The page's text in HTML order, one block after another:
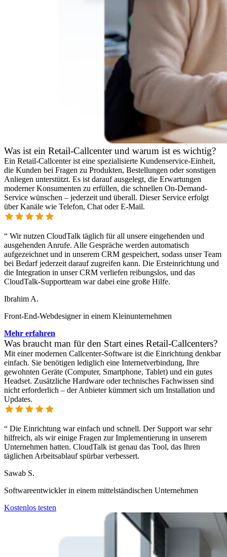
Was ist ein Retail-Callcenter und warum ist es wichtig?
Ein Retail-Callcenter ist eine spezialisierte Kundenservice-Einheit,
die Kunden bei Fragen zu Produkten, Bestellungen oder sonstigen
Anliegen unterstützt. Es ist darauf ausgelegt, die Erwartungen
moderner Konsumenten zu erfüllen, die schnellen On-Demand-
Service wünschen – jederzeit und überall. Dieser Service erfolgt
über Kanäle wie Telefon, Chat oder E-Mail.
“ Wir nutzen CloudTalk täglich für all unsere eingehenden und
ausgehenden Anrufe. Alle Gespräche werden automatisch
aufgezeichnet und in unserem CRM gespeichert, sodass unser Team
bei Bedarf jederzeit darauf zugreifen kann. Die Ersteinrichtung und
die Integration in unser CRM verliefen reibungslos, und das
CloudTalk-Supportteam war dabei eine große Hilfe.
Ibrahim A.
Front-End-Webdesigner in einem Kleinunternehmen
Mehr erfahren
Was braucht man für den Start eines Retail-Callcenters?
Mit einer modernen Callcenter-Software ist die Einrichtung denkbar
einfach. Sie benötigen lediglich eine Internetverbindung, Ihre
gewohnten Geräte (Computer, Smartphone, Tablet) und ein gutes
Headset. Zusätzliche Hardware oder technisches Fachwissen sind
nicht erforderlich – der Anbieter kümmert sich um Installation und
Updates.
“ Die Einrichtung war einfach und schnell. Der Support war sehr
hilfreich, als wir einige Fragen zur Implementierung in unserem
Unternehmen hatten. CloudTalk ist genau das Tool, das Ihren
täglichen Arbeitsablauf spürbar verbessert.
Sawab S.
Softwareentwickler in einem mittelständischen Unternehmen
Kostenlos testen